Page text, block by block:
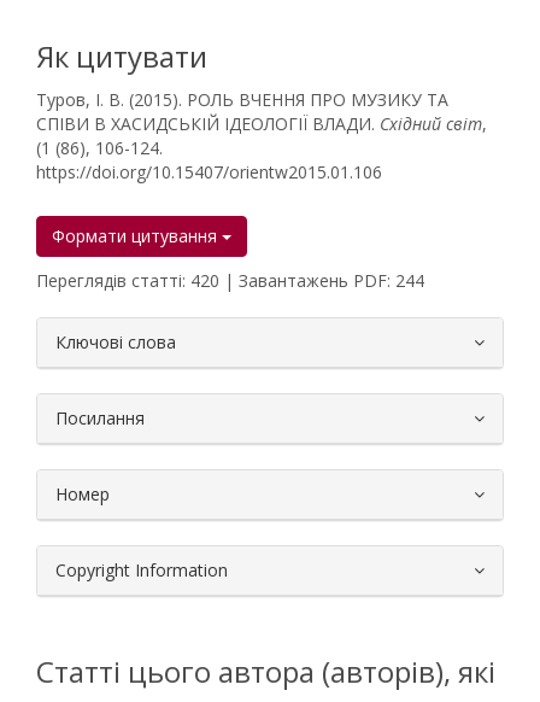
Як цитувати
Туров, І. В. (2015). РОЛЬ ВЧЕННЯ ПРО МУЗИКУ ТА
СПІВИ В ХАСИДСЬКІЙ ІДЕОЛОГІЇ ВЛАДИ. Східний світ,
(1 (86), 106-124.
https://doi.org/10.15407/orientw2015.01.106
Формати цитування
Переглядів статті: 420 | Завантажень PDF: 244
Ключові слова
Посилання
Номер
Copyright Information
Статті цього автора (авторів), які